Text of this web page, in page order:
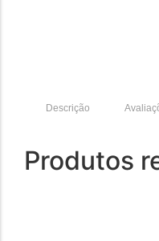
Descrição
Produtos